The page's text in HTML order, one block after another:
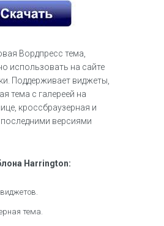
Вордпресс тема,
использовать на сайте
Поддерживает виджеты,
тема с галереей на
кроссбраузерная и
версиями
Harrington:
тема.